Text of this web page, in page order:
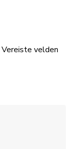
Vereiste velden